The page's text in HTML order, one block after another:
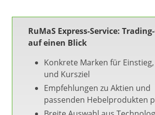
RuMaS Express-Service:
auf einen Blick
Konkrete Marken für
und Kursziel
Empfehlungen zu Aktien und
passenden Hebelprodukten